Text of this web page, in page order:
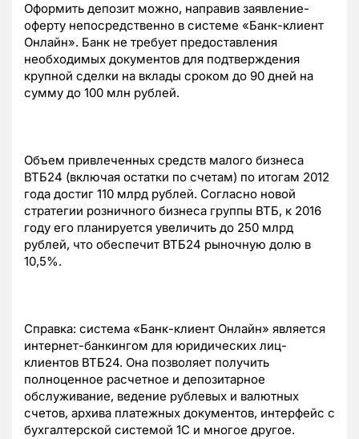
Оформить депозит можно, направив заявление-
оферту непосредственно в системе «Банк-клиент
Онлайн». Банк не требует предоставления
необходимых документов для подтверждения
крупной сделки на вклады сроком до 90 дней на
сумму до 100 млн рублей.
Объем привлеченных средств малого бизнеса
ВТБ24 (включая остатки по счетам) по итогам 2012
года достиг 110 млрд рублей. Согласно новой
стратегии розничного бизнеса группы ВТБ, к 2016
году его планируется увеличить до 250 млрд
рублей, что обеспечит ВТБ24 рыночную долю в
10,5%.
Справка: система «Банк-клиент Онлайн» является
интернет-банкингом для юридических лиц-
клиентов ВТБ24. Она позволяет получить
полноценное расчетное и депозитарное
обслуживание, ведение рублевых и валютных
счетов, архива платежных документов, интерфейс с
бухгалтерской системой 1С и многое другое.